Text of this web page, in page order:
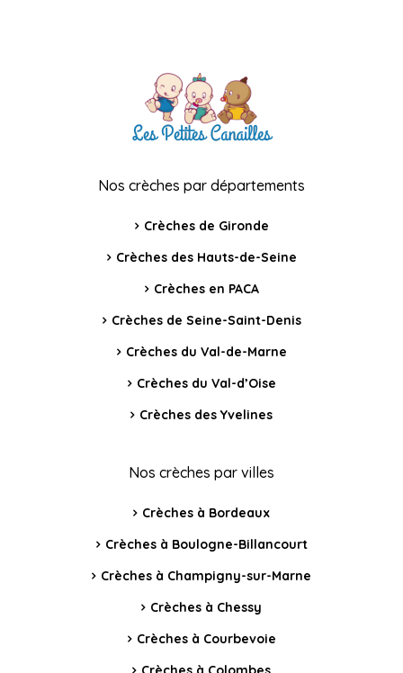
Nos crèches par départements
Crèches de Gironde
Crèches des Hauts-de-Seine
Crèches en PACA
Crèches de Seine-Saint-Denis
Crèches du Val-de-Marne
Crèches du Val-d’Oise
Crèches des Yvelines
Nos crèches par villes
Crèches à Bordeaux
Crèches à Boulogne-Billancourt
Crèches à Champigny-sur-Marne
Crèches à Chessy
Crèches à Courbevoie